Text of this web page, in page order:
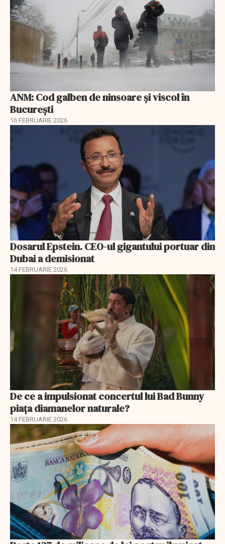
ANM: Cod galben de ninsoare și viscol în
București
16 FEBRUARIE 2026
Dosarul Epstein. CEO-ul gigantului portuar din
Dubai a demisionat
14 FEBRUARIE 2026
De ce a impulsionat concertul lui Bad Bunny
piața diamanelor naturale?
14 FEBRUARIE 2026